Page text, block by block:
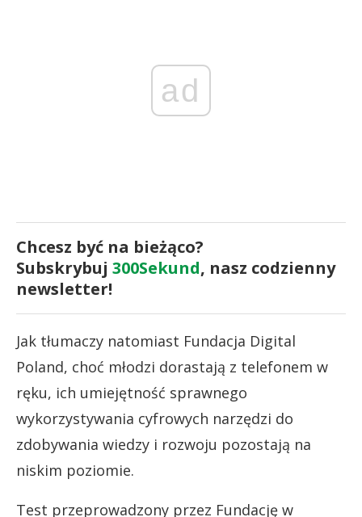
ad
Chcesz być na bieżąco?
Subskrybuj 300Sekund, nasz codzienny
newsletter!
Jak tłumaczy natomiast Fundacja Digital
Poland, choć młodzi dorastają z telefonem w
ręku, ich umiejętność sprawnego
wykorzystywania cyfrowych narzędzi do
zdobywania wiedzy i rozwoju pozostają na
niskim poziomie.
Test przeprowadzony przez Fundację w